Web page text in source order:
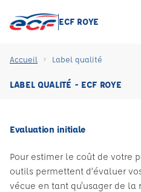
ECF ROYE
Accueil Label qualité
LABEL QUALITÉ - ECF ROYE
Evaluation initiale
Pour estimer le coût de votre
outils permettent d’évaluer
vécue en tant qu'usager de la